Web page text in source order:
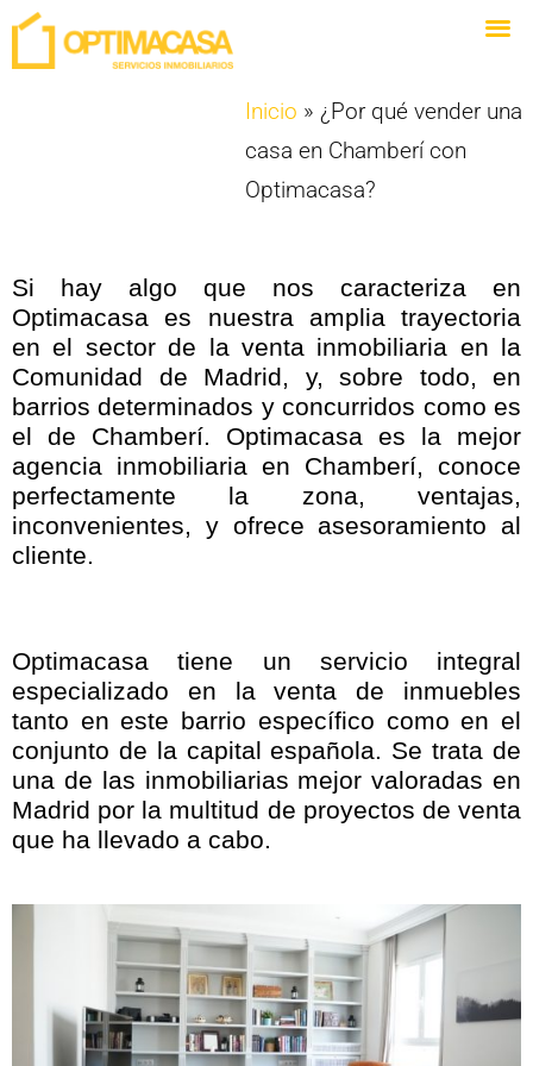
Inicio »¿Por qué vender una
casa en Chamberí con
Optimacasa?
Si hay algo que nos caracteriza en
Optimacasa es nuestra amplia trayectoria
en el sector de la venta inmobiliaria en la
Comunidad de Madrid, y, sobre todo, en
barrios determinados y concurridos como es
el de Chamberí. Optimacasa es la mejor
agencia inmobiliaria en Chamberí, conoce
perfectamente la zona, ventajas,
inconvenientes, y ofrece asesoramiento al
cliente.
Optimacasa tiene un servicio integral
especializado en la venta de inmuebles
tanto en este barrio específico como en el
conjunto de la capital española. Se trata de
una de las inmobiliarias mejor valoradas en
Madrid por la multitud de proyectos de venta
que ha llevado a cabo.